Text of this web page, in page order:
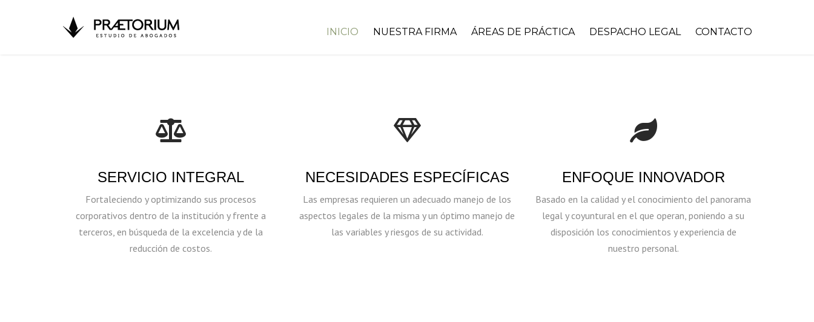
INICIO NUESTRA FIRMA ÁREAS DE PRÁCTICA
DERECHO LABORAL
DERECHO TRIBUTARIO
DERECHO SOCIETARIO
DESPACHO LEGAL CONTACTO
SERVICIO INTEGRAL
Fortaleciendo y optimizando sus procesos
corporativos dentro de la institución y frente a
terceros, en búsqueda de la excelencia y de la
reducción de costos.
NECESIDADES ESPECÍFICAS
Las empresas requieren un adecuado manejo de los
aspectos legales de la misma y un óptimo manejo de
las variables y riesgos de su actividad.
ENFOQUE INNOVADOR
Basado en la calidad y el conocimiento del panorama
legal y coyuntural en el que operan, poniendo a su
disposición los conocimientos y experiencia de
nuestro personal.